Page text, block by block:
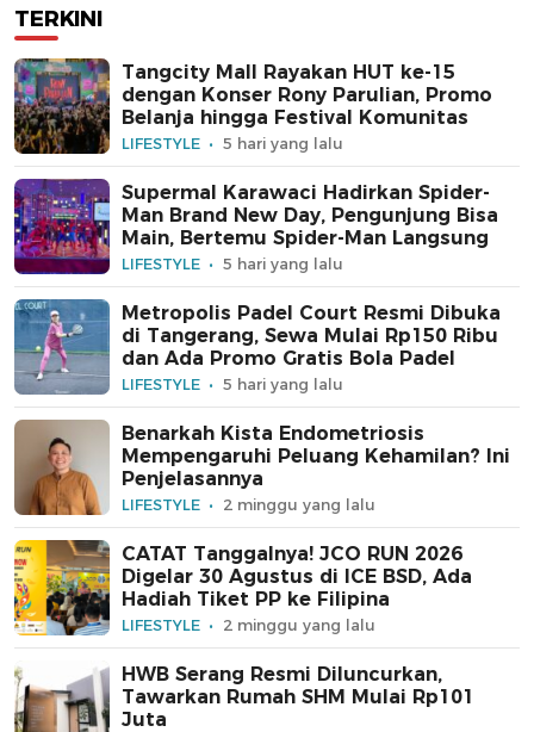
TERKINI
Tangcity Mall Rayakan HUT ke-15
dengan Konser Rony Parulian, Promo
Belanja hingga Festival Komunitas
LIFESTYLE 5 hari yang lalu
Supermal Karawaci Hadirkan Spider-
Man Brand New Day, Pengunjung Bisa
Main, Bertemu Spider-Man Langsung
LIFESTYLE 5 hari yang lalu
Metropolis Padel Court Resmi Dibuka
di Tangerang, Sewa Mulai Rp150 Ribu
dan Ada Promo Gratis Bola Padel
LIFESTYLE 5 hari yang lalu
Benarkah Kista Endometriosis
Mempengaruhi Peluang Kehamilan? Ini
Penjelasannya
LIFESTYLE 2 minggu yang lalu
CATAT Tanggalnya! JCO RUN 2026
Digelar 30 Agustus di ICE BSD, Ada
Hadiah Tiket PP ke Filipina
LIFESTYLE 2 minggu yang lalu
HWB Serang Resmi Diluncurkan,
Tawarkan Rumah SHM Mulai Rp101
Juta